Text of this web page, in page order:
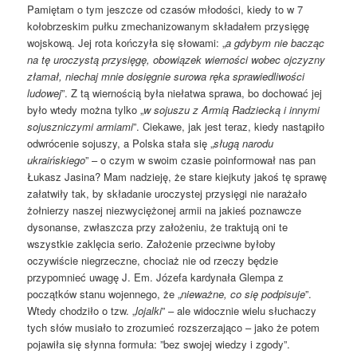
Pamiętam o tym jeszcze od czasów młodości, kiedy to w 7
kołobrzeskim pułku zmechanizowanym składałem przysięgę
wojskową. Jej rota kończyła się słowami: „a gdybym nie bacząc
na tę uroczystą przysięgę, obowiązek wierności wobec ojczyzny
złamał, niechaj mnie dosięgnie surowa ręka sprawiedliwości
ludowej”. Z tą wiernością była niełatwa sprawa, bo dochować jej
było wtedy można tylko „w sojuszu z Armią Radziecką i innymi
sojuszniczymi armiami”. Ciekawe, jak jest teraz, kiedy nastąpiło
odwrócenie sojuszy, a Polska stała się „sługą narodu
ukraińskiego” – o czym w swoim czasie poinformował nas pan
Łukasz Jasina? Mam nadzieję, że stare kiejkuty jakoś tę sprawę
załatwiły tak, by składanie uroczystej przysięgi nie narażało
żołnierzy naszej niezwyciężonej armii na jakieś poznawcze
dysonanse, zwłaszcza przy założeniu, że traktują oni te
wszystkie zaklęcia serio. Założenie przeciwne byłoby
oczywiście niegrzeczne, chociaż nie od rzeczy będzie
przypomnieć uwagę J. Em. Józefa kardynała Glempa z
początków stanu wojennego, że „nieważne, co się podpisuje”.
Wtedy chodziło o tzw. „lojalki” – ale widocznie wielu słuchaczy
tych słów musiało to zrozumieć rozszerzająco – jako że potem
pojawiła się słynna formuła: ”bez swojej wiedzy i zgody”.